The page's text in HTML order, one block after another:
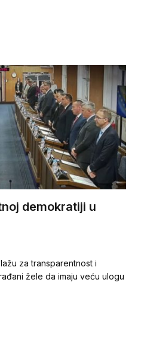
demokratiji u
za transparentnost i
žele da imaju veću ulogu